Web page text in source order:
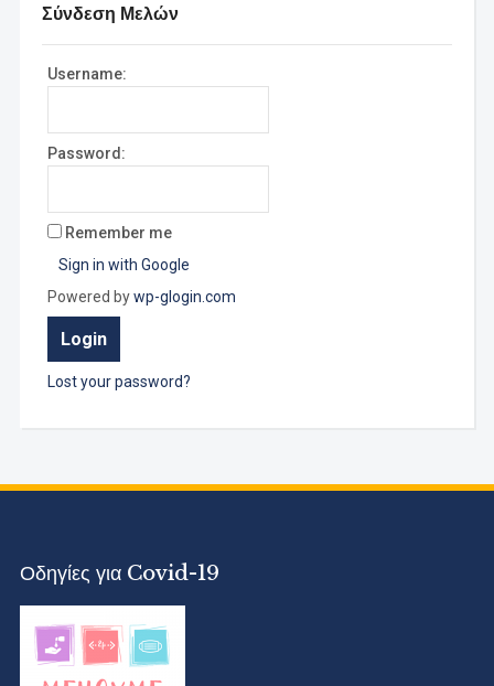
Σύνδεση Μελών
Username:
Password:
Remember me
Sign in with Google
Powered bywp-glogin.com
Lost your password?
Οδηγίες για Covid-19